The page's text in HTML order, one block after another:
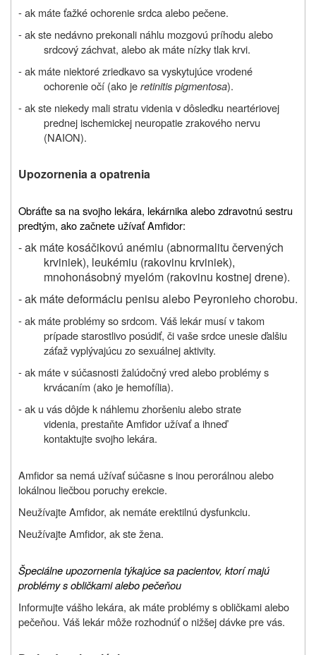
- ak máte ťažké ochorenie srdca alebo pečene.
- ak ste nedávno prekonali náhlu mozgovú príhodu alebo
srdcový záchvat, alebo ak máte nízky tlak krvi.
- ak máte niektoré zriedkavo sa vyskytujúce vrodené
ochorenie očí (ako jeretinitis pigmentosa).
- ak ste niekedy mali stratu videnia v dôsledku neartériovej
prednej ischemickej neuropatie zrakového nervu
(NAION).
Upozornenia a opatrenia
Obráťte sa na svojho lekára, lekárnika alebo zdravotnú sestru
predtým, ako začnete užívať Amfidor:
- ak máte kosáčikovú anémiu (abnormalitu červených
krviniek), leukémiu (rakovinu krviniek),
mnohonásobný myelóm (rakovinu kostnej drene).
- ak máte deformáciu penisu alebo Peyronieho chorobu.
- ak máte problémy so srdcom. Váš lekár musí v takom
prípade starostlivo posúdiť, či vaše srdce unesie ďalšiu
záťaž vyplývajúcu zo sexuálnej aktivity.
- ak máte v súčasnosti žalúdočný vred alebo problémy s
krvácaním (ako je hemofília).
- ak u vás dôjde k náhlemu zhoršeniu alebo strate
videnia, prestaňte Amfidor užívať a ihneď
kontaktujte svojho lekára.
Amfidor sa nemá užívať súčasne s inou perorálnou alebo
lokálnou liečbou poruchy erekcie.
Neužívajte Amfidor, ak nemáte erektilnú dysfunkciu.
Neužívajte Amfidor, ak ste žena.
Špeciálne upozornenia týkajúce sa pacientov, ktorí majú
problémy s obličkami alebo pečeňou
Informujte vášho lekára, ak máte problémy s obličkami alebo
pečeňou. Váš lekár môže rozhodnúť o nižšej dávke pre vás.